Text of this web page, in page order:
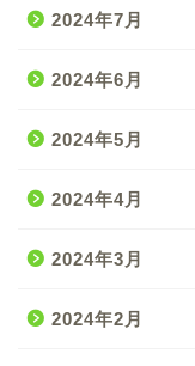
2024年7月
2024年6月
2024年5月
2024年4月
2024年3月
2024年2月